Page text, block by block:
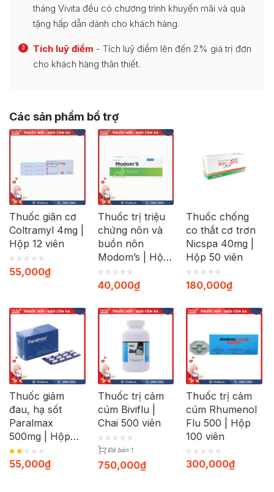
tháng Vivita đều có chương trình khuyến mãi và quà
tặng hấp dẫn dành cho khách hàng.
3 Tích luỹ điểm - Tích luỹ điểm lên đến 2% giá trị đơn
cho khách hàng thân thiết.
Các sản phẩm bổ trợ
Thuốc giãn cơ
Coltramyl 4mg |
Hộp 12 viên
55,000₫
Thuốc trị triệu
chứng nôn và
buồn nôn
Modom’s | Hộp
100 viên
40,000₫
Thuốc chống
co thắt cơ trơn
Nicspa 40mg |
Hộp 50 viên
180,000₫
Thuốc giảm
đau, hạ sốt
Paralmax
500mg | Hộp
120 viên
55,000₫
Thuốc trị cảm
cúm Biviflu |
Chai 500 viên
Đã bán 1
750,000₫
Thuốc trị cảm
cúm Rhumenol
Flu 500 | Hộp
100 viên
300,000₫